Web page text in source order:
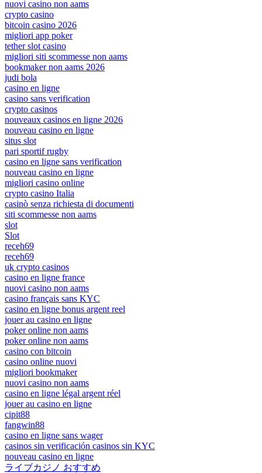
nuovi casino non aams
crypto casino
bitcoin casino 2026
migliori app poker
tether slot casino
migliori siti scommesse non aams
bookmaker non aams 2026
judi bola
casino en ligne
casino sans verification
crypto casinos
nouveaux casinos en ligne 2026
nouveau casino en ligne
situs slot
pari sportif rugby
casino en ligne sans verification
nouveau casino en ligne
migliori casino online
crypto casino Italia
casinò senza richiesta di documenti
siti scommesse non aams
slot
Slot
receh69
receh69
uk crypto casinos
casino en ligne france
nuovi casino non aams
casino français sans KYC
casino en ligne bonus argent reel
jouer au casino en ligne
poker online non aams
poker online non aams
casino con bitcoin
casino online nuovi
migliori bookmaker
nuovi casino non aams
casino en ligne légal argent réel
jouer au casino en ligne
cipit88
fangwin88
casino en ligne sans wager
casinos sin verificación casinos sin KYC
nouveau casino en ligne
ライブカジノ おすすめ